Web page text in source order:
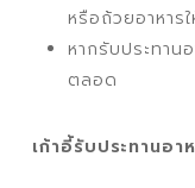
หรือถ้วยอาหาร
หากรับประทาน
ตลอด
เก้าอี้รับประทานอา